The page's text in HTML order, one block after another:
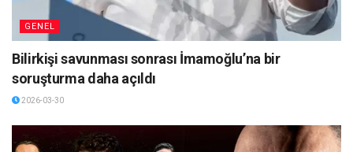
GENEL
Bilirkişi savunması sonrası İmamoğlu’na bir
soruşturma daha açıldı
2026-03-30